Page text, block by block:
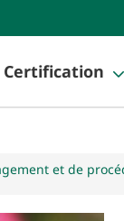
Certification
et de